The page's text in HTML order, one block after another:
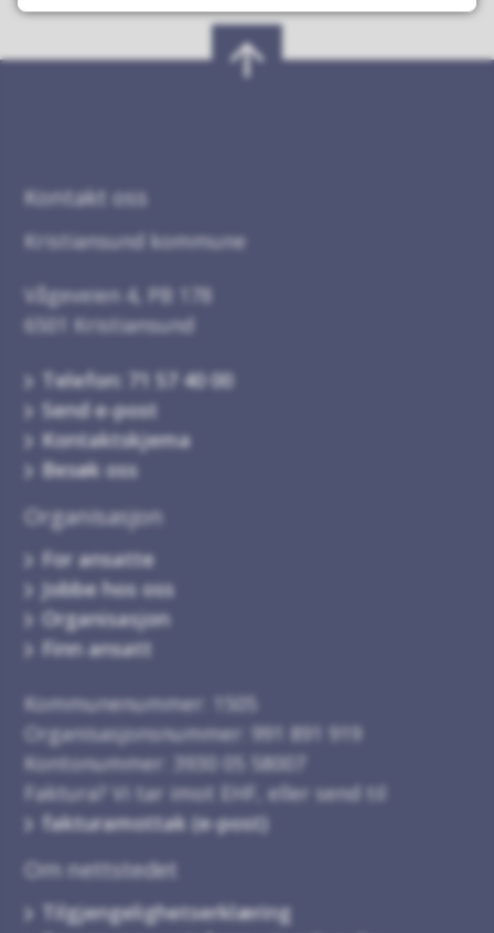
Kontakt oss
Kristiansund kommune
Vågeveien 4, PB 178
6501 Kristiansund
Telefon: 71 57 40 00
Send e-post
Kontaktskjema
Besøk oss
Organisasjon
For ansatte
Jobbe hos oss
Organisasjon
Finn ansatt
Kommunenummer: 1505
Organisasjonsnummer: 991 891 919
Kontonummer: 3930 05 58007
Faktura? Vi tar imot EHF, eller send til
fakturamottak (e-post)
Om nettstedet
Tilgjengelighetserklæring